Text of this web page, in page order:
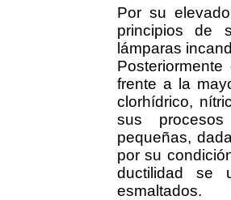
Por su
principios de
lámparas
frente a la
clorhídrico,
sus
pequeñas,
por su
ductilidad se
esmaltados.